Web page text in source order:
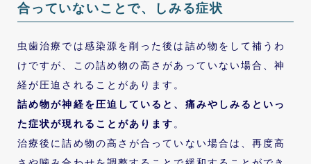
合っていないことで、しみる症状
虫歯治療では感染源を削った後は詰め物をして補うわ
けですが、この詰め物の高さがあっていない場合、神
経が圧迫されることがあります。
詰め物が神経を圧迫していると、痛みやしみるといっ
た症状が現れることがあります 。
治療後に詰め物の高さが合っていない場合は、再度高